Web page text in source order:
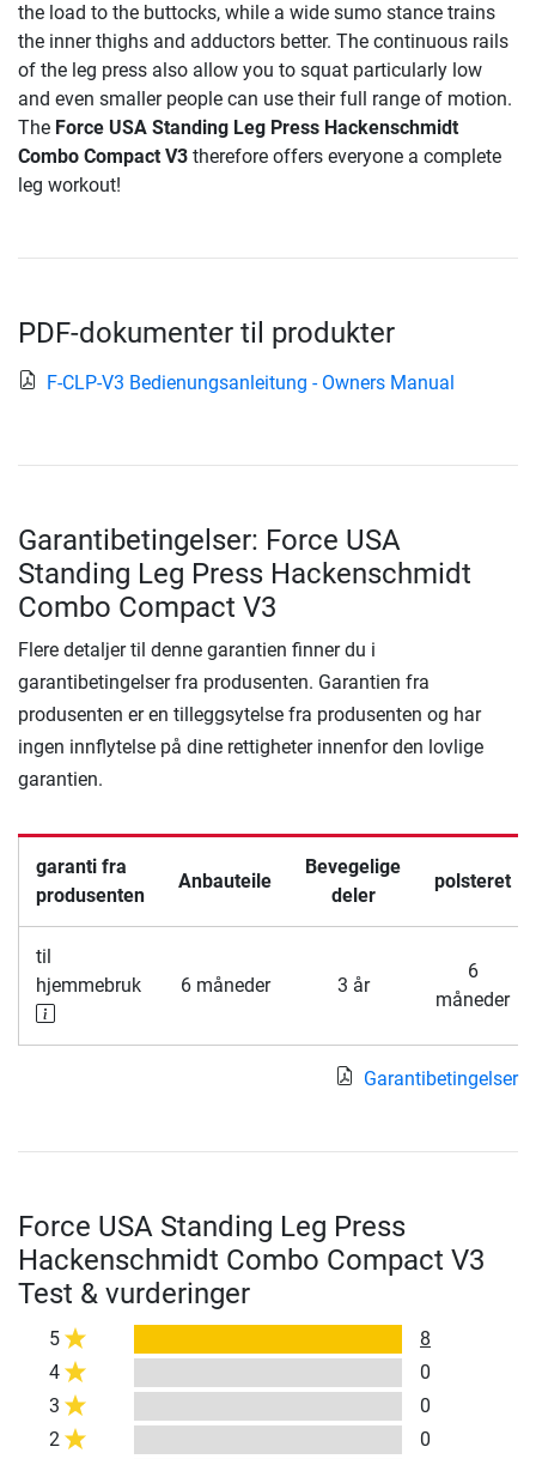
the load to the buttocks, while a wide sumo stance trains
the inner thighs and adductors better. The continuous rails
of the leg press also allow you to squat particularly low
and even smaller people can use their full range of motion.
The Force USA Standing Leg Press Hackenschmidt
Combo Compact V3 therefore offers everyone a complete
leg workout!
PDF-dokumenter til produkter
F-CLP-V3 Bedienungsanleitung - Owners Manual
Garantibetingelser: Force USA
Standing Leg Press Hackenschmidt
Combo Compact V3
Flere detaljer til denne garantien finner du i
garantibetingelser fra produsenten. Garantien fra
produsenten er en tilleggsytelse fra produsenten og har
ingen innflytelse på dine rettigheter innenfor den lovlige
garantien.
garanti fra
produsenten
Anbauteile
Bevegelige
deler
polsteret
til
hjemmebruk
6 måneder 3 år
6
måneder
Garantibetingelser
Force USA Standing Leg Press
Hackenschmidt Combo Compact V3
Test & vurderinger
5
8
4
0
3
0
2
0